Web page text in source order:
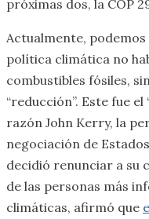
próximas dos, la COP
Actualmente,
política climática no
combustibles fósiles,
“reducción”. Este fue el
razón John Kerry, la
negociación de
decidió renunciar a su
de las personas más
climáticas, afirmó que